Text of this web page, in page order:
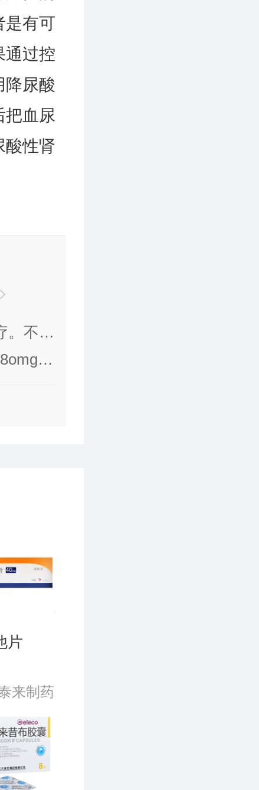
是有可
通过控
降尿酸
把血尿
酸性肾
。不推
L)，
进行
疗效
能不
片
来制药
限公司